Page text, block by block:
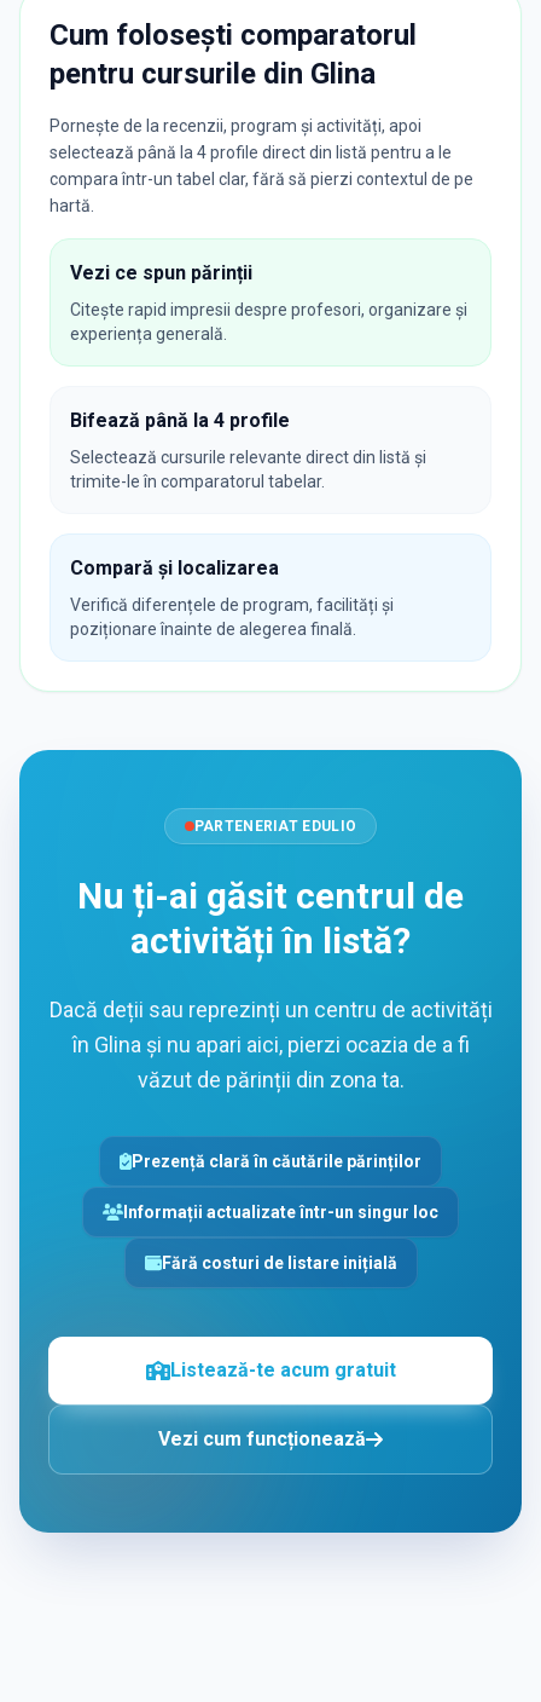
Cum folosești comparatorul
pentru cursurile din Glina
Pornește de la recenzii, program și activități, apoi
selectează până la 4 profile direct din listă pentru a le
compara într-un tabel clar, fără să pierzi contextul de pe
hartă.
Vezi ce spun părinții
Citește rapid impresii despre profesori, organizare și
experiența generală.
Bifează până la 4 profile
Selectează cursurile relevante direct din listă și
trimite-le în comparatorul tabelar.
Compară și localizarea
Verifică diferențele de program, facilități și
poziționare înainte de alegerea finală.
PARTENERIAT EDULIO
Nu ți-ai găsit centrul de
activități în listă?
Dacă deții sau reprezinți un centru de activități
în Glina și nu apari aici, pierzi ocazia de a fi
văzut de părinții din zona ta.
Prezență clară în căutările părinților
Informații actualizate într-un singur loc
Fără costuri de listare inițială
Listează-te acum gratuit
Vezi cum funcționează